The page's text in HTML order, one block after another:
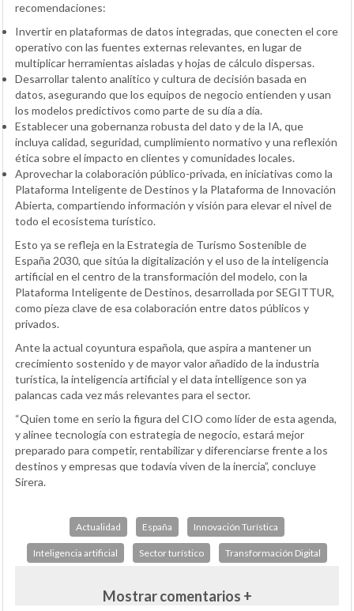
recomendaciones:
Invertir en plataformas de datos integradas, que conecten el core
operativo con las fuentes externas relevantes, en lugar de
multiplicar herramientas aisladas y hojas de cálculo dispersas.
Desarrollar talento analítico y cultura de decisión basada en
datos, asegurando que los equipos de negocio entienden y usan
los modelos predictivos como parte de su día a día.
Establecer una gobernanza robusta del dato y de la IA, que
incluya calidad, seguridad, cumplimiento normativo y una reflexión
ética sobre el impacto en clientes y comunidades locales.
Aprovechar la colaboración público-privada, en iniciativas como la
Plataforma Inteligente de Destinos y la Plataforma de Innovación
Abierta, compartiendo información y visión para elevar el nivel de
todo el ecosistema turístico.
Esto ya se refleja en la Estrategia de Turismo Sostenible de
España 2030, que sitúa la digitalización y el uso de la inteligencia
artificial en el centro de la transformación del modelo, con la
Plataforma Inteligente de Destinos, desarrollada por SEGITTUR,
como pieza clave de esa colaboración entre datos públicos y
privados.
Ante la actual coyuntura española, que aspira a mantener un
crecimiento sostenido y de mayor valor añadido de la industria
turística, la inteligencia artificial y el data intelligence son ya
palancas cada vez más relevantes para el sector.
“Quien tome en serio la figura del CIO como líder de esta agenda,
y alinee tecnología con estrategia de negocio, estará mejor
preparado para competir, rentabilizar y diferenciarse frente a los
destinos y empresas que todavía viven de la inercia”, concluye
Sirera.
Actualidad España Innovación Turística
Inteligencia artificial Sector turístico Transformación Digital
Mostrar comentarios +